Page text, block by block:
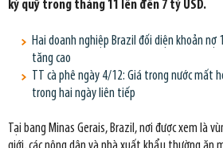
ký quỹ trong tháng 11 lên đến 7 tỷ USD.
Hai doanh nghiệp Brazil đối diện khoản nợ
tăng cao
TT cà phê ngày 4/12: Giá trong nước mất
trong hai ngày liên tiếp
Tại bang Minas Gerais, Brazil, nơi được xem là